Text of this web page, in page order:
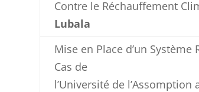
Contre le Réchauffement
Lubala
Mise en Place d’un
Cas de
l’Université de l’Assomption